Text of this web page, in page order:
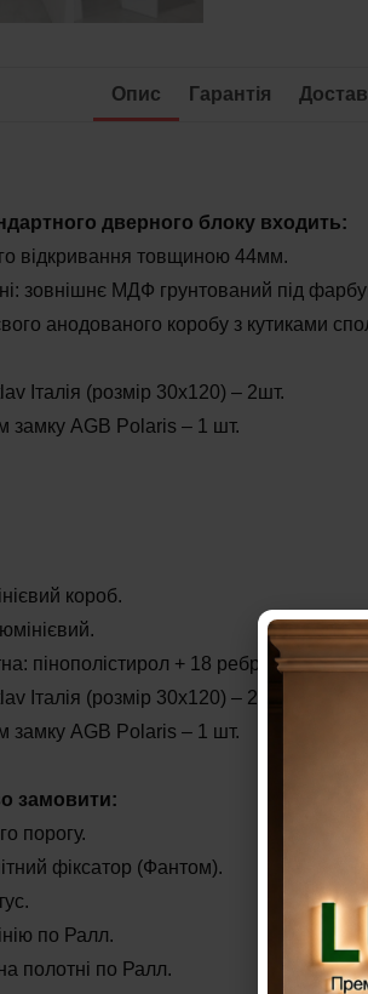
Опис Гарантія
дверного блоку входить:
відкривання товщиною 44мм.
зовнішнє МДФ грунтований під
анодованого коробу з кутиками
Італія (розмір 30х120) – 2шт.
замку AGB Polaris – 1 шт.
короб.
пінополістирол + 18 ребр
Італія (розмір 30х120) – 2шт
замку AGB Polaris – 1 шт.
замовити:
порогу.
фіксатор (Фантом).
по Ралл.
полотні по Ралл.